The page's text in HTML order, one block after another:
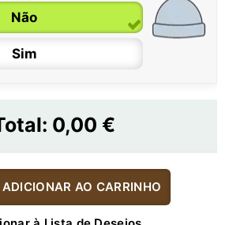
Não
Sim
0,00 €
ADICIONAR AO CARRINHO